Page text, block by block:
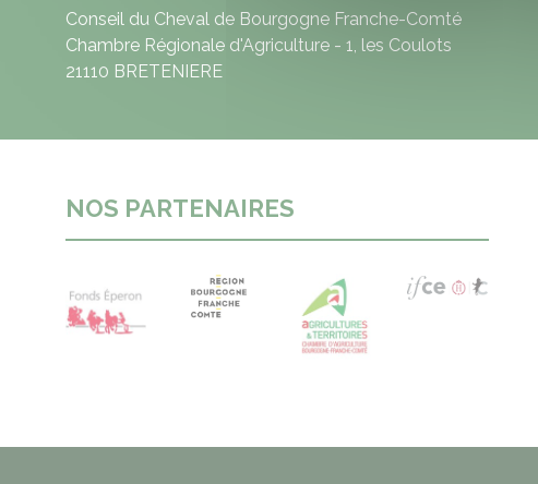
Conseil du Cheval de Bourgogne Franche-Comté
Chambre Régionale d'Agriculture - 1, les Coulots
21110 BRETENIERE
NOS PARTENAIRES